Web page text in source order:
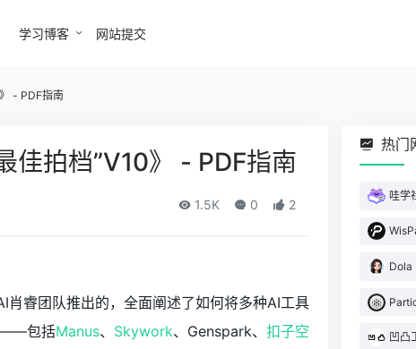
学习博客 网站提交
- PDF指南
佳拍档”V10》 - PDF指南
1.5K 0 2
肖睿团队推出的，全面阐述了如何将多种AI工具
——包括Manus、 Skywork、Genspark、 扣子空
热门
哇学
Dola
凹凸